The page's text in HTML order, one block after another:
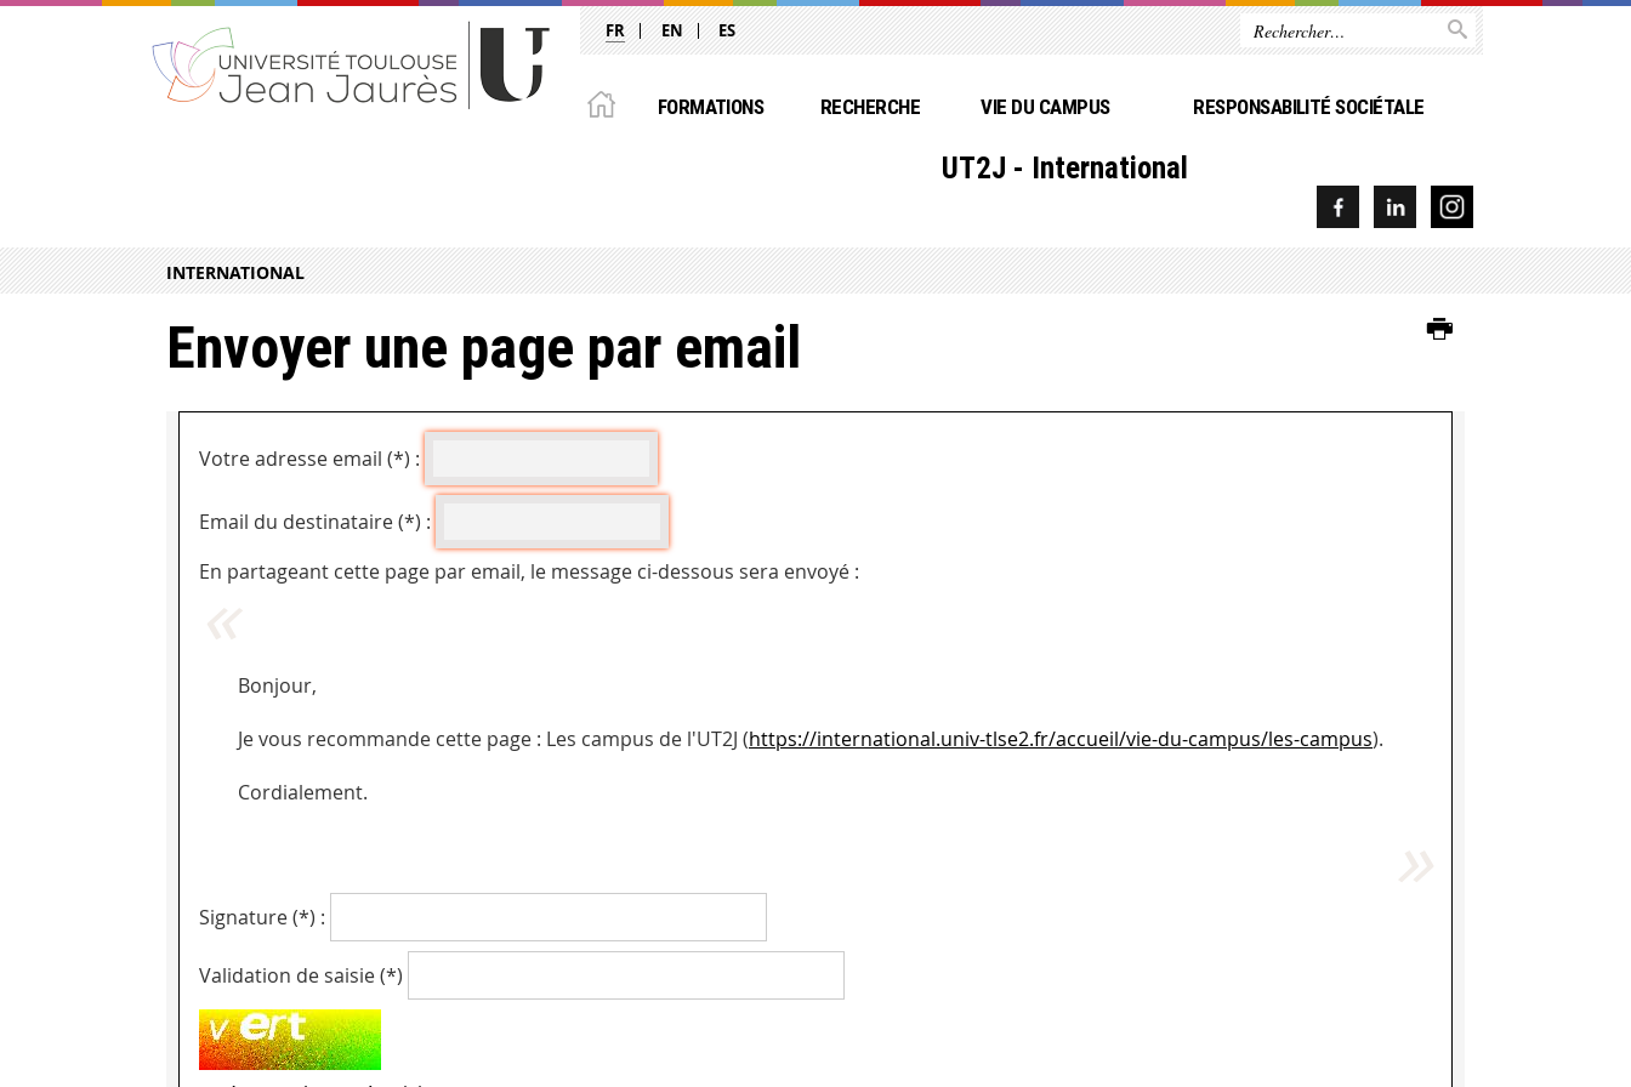
FR EN ES
FORMATIONS RECHERCHE VIE DU CAMPUS RESPONSABILITÉ SOCIÉTALE
UT2J - International
INTERNATIONAL
Envoyer une page par email
Votre adresse email (*) :
Email du destinataire (*) :
En partageant cette page par email, le message ci-dessous sera envoyé :
Bonjour,
Je vous recommande cette page : Les campus de l'UT2J (https://international.univ-tlse2.fr/accueil/vie-du-campus/les-campus).
Cordialement.
Signature (*) :
Validation de saisie (*)